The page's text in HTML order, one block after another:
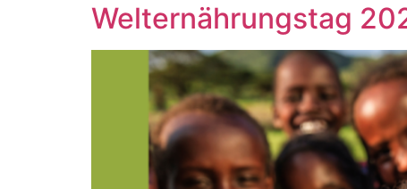
Welternährungstag